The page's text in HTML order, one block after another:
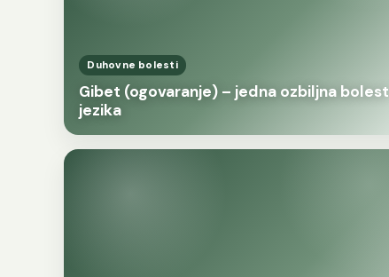
Duhovne bolesti
Gibet (ogovaranje) – jedna ozbiljna bolest
jezika